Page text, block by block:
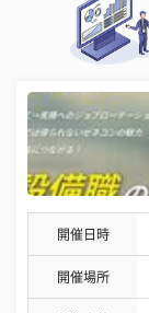
開催日時
開催場所